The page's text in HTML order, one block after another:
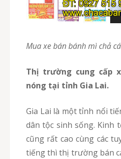
Mua xe bán bánh mì chả
Thị trường cung cấp xe bánh mì chả cá
nóng tại tỉnh Gia Lai.
Gia Lai là một tỉnh nổi tiếng, nơi đây có nhiều
dân tộc sinh sống. Kinh
cũng rất cao cùng các
tiếng thì thị trường bán